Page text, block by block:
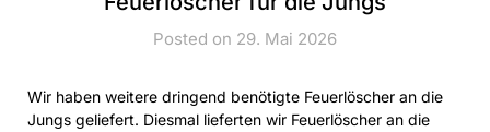
Posted on 29. Mai 2026
Wir haben weitere dringend benötigte Feuerlöscher an die
Jungs geliefert. Diesmal lieferten wir Feuerlöscher an die